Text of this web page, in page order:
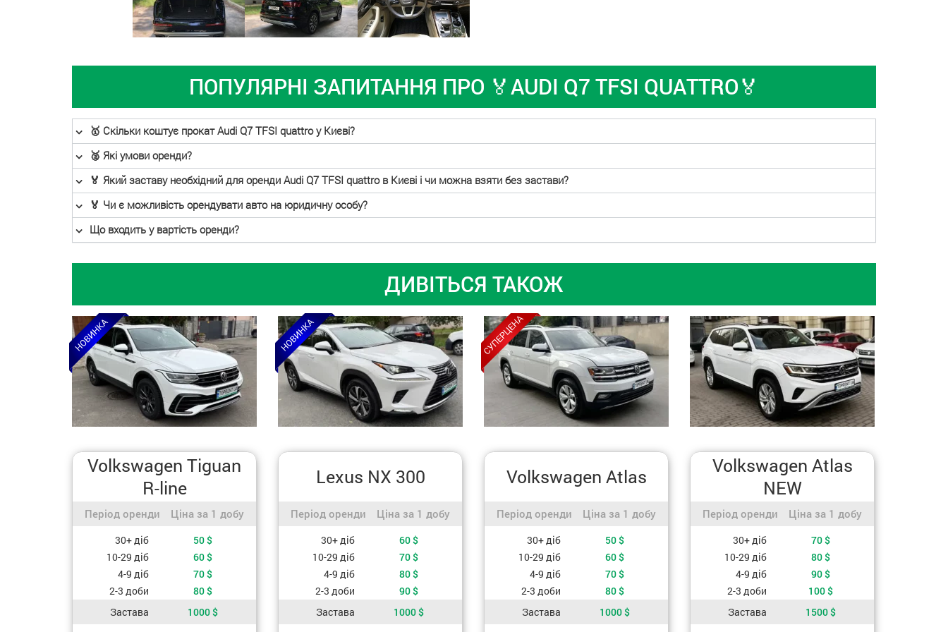
ПОПУЛЯРНI ЗАПИТАННЯ ПРО 🏅AUDI Q7 TFSI QUATTRO🏅
🥇 Скільки коштує прокат Audi Q7 TFSI quattro у Києві?
🥈 Які умови оренди?
🏅 Який заставу необхідний для оренди Audi Q7 TFSI quattro в Києві і чи можна взяти без застави?
🏅 Чи є можливість орендувати авто на юридичну особу?
Що входить у вартість оренди?
ДИВІТЬСЯ ТАКОЖ
Volkswagen Tiguan
R-line
Період оренди / Ціна за 1 добу
Період оренди Ціна за 1 добу
Вартість, залежно від періоду оренди
30+ діб 50$
10-29 діб
60$
4-9 діб
70$
2-3 доби
80$
Застава
1000$
Lexus NX 300
Період оренди / Ціна за 1 добу
Період оренди Ціна за 1 добу
Вартість, залежно від періоду оренди
30+ діб 60$
10-29 діб
70$
4-9 діб
80$
2-3 доби
90$
Застава
1000$
Volkswagen Atlas
Період оренди / Ціна за 1 добу
Період оренди Ціна за 1 добу
Вартість, залежно від періоду оренди
30+ діб 50$
10-29 діб
60$
4-9 діб
70$
2-3 доби
80$
Застава
1000$
Volkswagen Atlas
NEW
Період оренди / Ціна за 1 добу
Період оренди Ціна за 1 добу
Вартість, залежно від періоду оренди
30+ діб 70$
10-29 діб
80$
4-9 діб
90$
2-3 доби
100$
Застава
1500$